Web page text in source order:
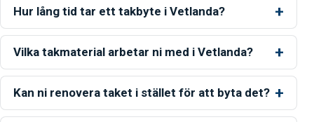
Hur lång tid tar ett takbyte i Vetlanda?
Vilka takmaterial arbetar ni med i Vetlanda?
Kan ni renovera taket i stället för att byta det?